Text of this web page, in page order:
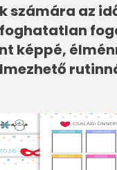
számára az
képpé,